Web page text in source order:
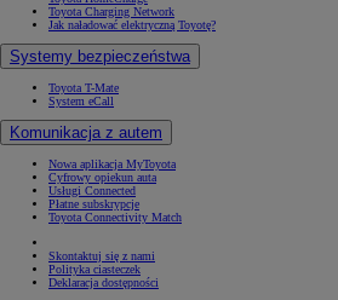
Toyota Charging Network
Jak naładować elektryczną Toyotę?
Systemy bezpieczeństwa
Toyota T-Mate
System eCall
Komunikacja z autem
Nowa aplikacja MyToyota
Cyfrowy opiekun auta
Usługi Connected
Płatne subskrypcje
Toyota Connectivity Match
Skontaktuj się z nami
Polityka ciasteczek
Deklaracja dostępności